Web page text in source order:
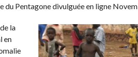
du Pentagone divulguée en ligne
la
en